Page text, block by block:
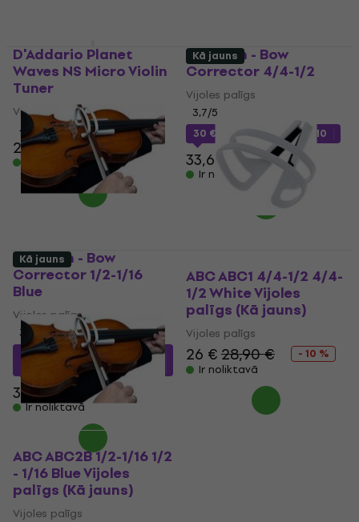
D'Addario Planet
Waves NS Micro Violin
Tuner
Vijoles palīgs
4,5 /5
24,40 €
Ir noliktavā
ABC Arm - Bow
Corrector 4/4-1/2
Vijoles palīgs
3,7/5
30 €
MUZMUZ-10
33,65 €
Ir noliktavā
ABC Arm - Bow
Corrector 1/2-1/16
Blue
Vijoles palīgs
3,7
23,40 €
ar kodu
MUZMUZ-30
33,65 €
Ir noliktavā
Kā jauns
ABC ABC1 4/4-1/2 4/4-
1/2 White Vijoles
palīgs (Kā jauns)
Vijoles palīgs
26 €28,90 €
- 10 %
Ir noliktavā
Kā jauns
ABC ABC2B 1/2-1/16 1/2
- 1/16 Blue Vijoles
palīgs (Kā jauns)
Vijoles palīgs